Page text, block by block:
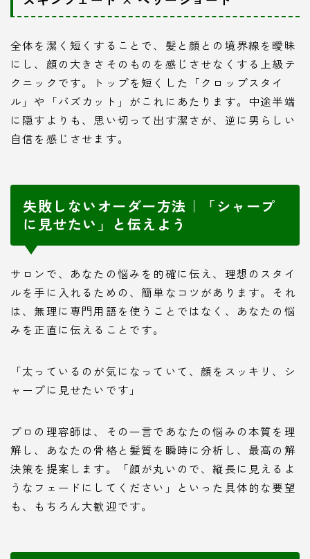
全体を潔く短くすることで、髪と顔との境界線を曖昧
にし、顔の大きさそのものを感じさせなくする上級テ
クニックです。トップを短くした「クロップスタイ
ル」や「バズカット」がこれにあたります。中途半端
に隠すよりも、思い切って出す潔さが、逆に男らしい
自信を感じさせます。
失敗しないオーダー方法｜「シャープ
に見せたい」と伝えよう
サロンで、あなたの悩みを的確に伝え、理想のスタイ
ルを手に入れるための、簡単なコツがあります。それ
は、無理に専門用語を使うことではなく、あなたの悩
みを正直に伝えることです。
「太っているのが気になっていて、顔をスッキリ、シ
ャープに見せたいです」
プロの理容師は、その一言であなたの悩みの本質を理
解し、あなたの骨格と髪質を瞬時に分析し、最高の解
決策を提案します。「顔が丸いので、縦長に見えるよ
うなフェードにしてください」といった具体的な要望
も、もちろん大歓迎です。